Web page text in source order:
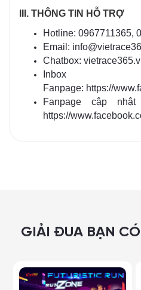
III. THÔNG TIN HỖ TRỢ
Hotline: 0967711365,
Email:
Chatbox:
Inbox
Fanpage: https://
Fanpage cập
https://
GIẢI ĐUA BẠN